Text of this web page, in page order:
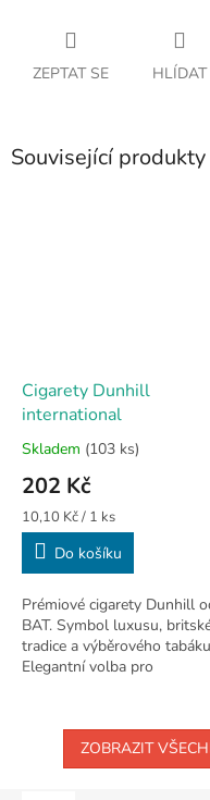
ZEPTAT SE HLÍDAT
Související produkty
Cigarety Dunhill
international
Průměrné
hodnocení
produktu
je
5,0
5
hvězdiček.
Skladem (103 ks)
202 Kč
Měrná
cena:
10,10 Kč / 1 ks
Do košíku
Prémiové cigarety Dunhill
BAT. Symbol luxusu,
tradice a výběrového
Elegantní volba pro
ZOBRAZIT